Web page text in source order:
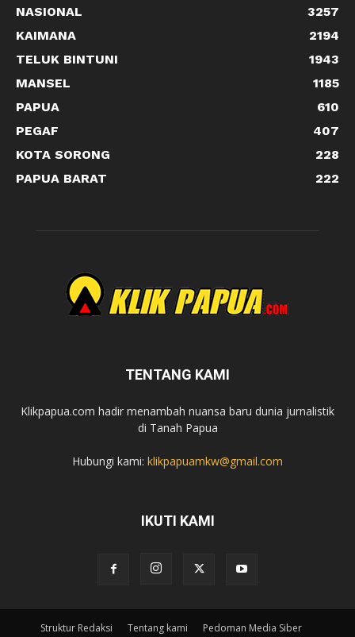
NASIONAL
3257
KAIMANA
2194
TELUK BINTUNI
1943
MANSEL
1185
PAPUA
610
PEGAF
407
KOTA SORONG
228
PAPUA BARAT
222
TENTANG KAMI
Klikpapua.com hadir menambah nuansa baru dunia jurnalistik
di Tanah Papua
Hubungi kami: klikpapuamkw@gmail.com
IKUTI KAMI
Struktur Redaksi Tentang kami Pedoman Media Siber